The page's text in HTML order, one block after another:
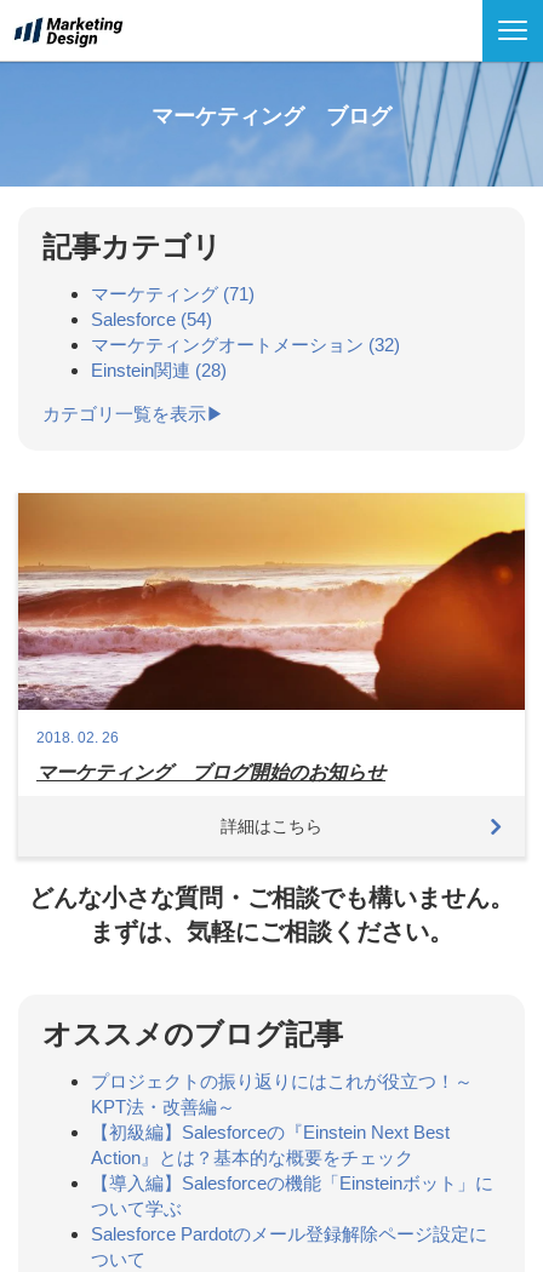
マーケティング ブログ
記事カテゴリ
マーケティング (71)
Salesforce (54)
マーケティングオートメーション (32)
Einstein関連 (28)
カテゴリ一覧を表示▶
2018. 02. 26
マーケティング ブログ開始のお知らせ
詳細はこちら
どんな小さな質問・ご相談でも構いません。
まずは、気軽にご相談ください。
オススメのブログ記事
プロジェクトの振り返りにはこれが役立つ！～
KPT法・改善編～
【初級編】Salesforceの『Einstein Next Best
Action』とは？基本的な概要をチェック
【導入編】Salesforceの機能「Einsteinボット」に
ついて学ぶ
Salesforce Pardotのメール登録解除ページ設定に
ついて